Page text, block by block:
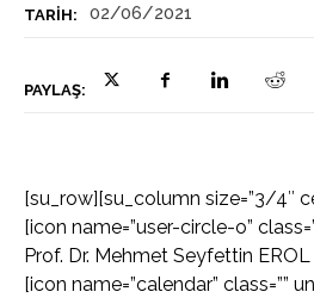
TARIH: 02/06/2021
PAYLAŞ:
[su_row][su_column size=”3/4″
[icon name=”user-circle-o”
Prof. Dr. Mehmet Seyfettin EROL
[icon name=”calendar” class=””